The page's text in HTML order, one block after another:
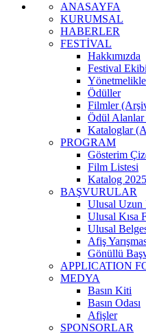
ANASAYFA
KURUMSAL
HABERLER
FESTİVAL
Hakkımızda
Festival Ekibi
Ödüller
Filmler
Ödül
Kataloglar
PROGRAM
Gösterim
Film Listesi
Katalog 2025
BAŞVURULAR
Ulusal Uzun
Ulusal Kısa
Ulusal
Afiş
Gönüllü
APPLICATION
MEDYA
Basın Kiti
Basın Odası
Afişler
SPONSORLAR